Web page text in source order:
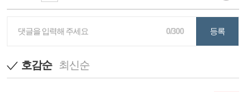
댓글을 입력해 주세요 0/300 등록
호감순 최신순